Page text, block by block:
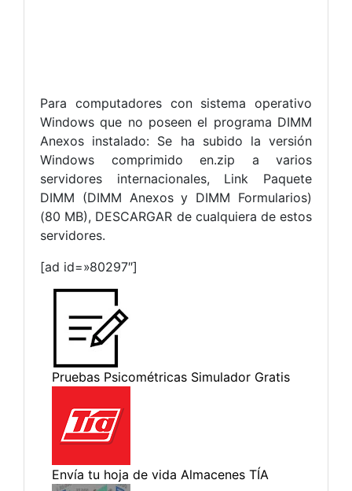
Para computadores con sistema operativo
Windows que no poseen el programa DIMM
Anexos instalado: Se ha subido la versión
Windows comprimido en.zip a varios
servidores internacionales, Link Paquete
DIMM (DIMM Anexos y DIMM Formularios)
(80 MB), DESCARGAR de cualquiera de estos
servidores.
[ad id=»80297″]